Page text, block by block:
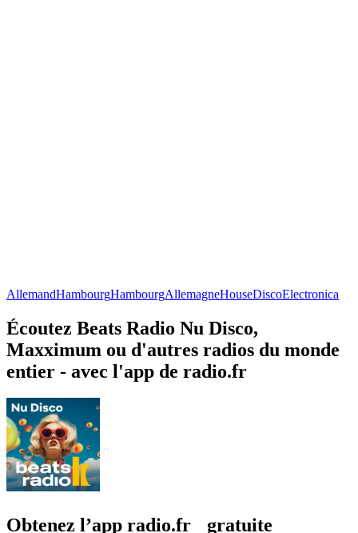
AllemandHambourgHambourgAllemagneHouseDiscoElectronica
Écoutez Beats Radio Nu Disco,
Maxximum ou d'autres radios du monde
entier - avec l'app de radio.fr
Obtenez l’app radio.fr gratuite